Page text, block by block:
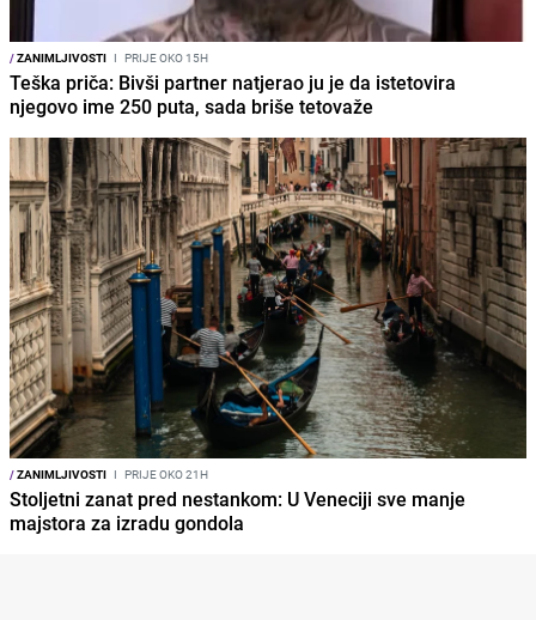
/ZANIMLJIVOSTI I PRIJE OKO 15H
Teška priča: Bivši partner natjerao ju je da istetovira
njegovo ime 250 puta, sada briše tetovaže
/ZANIMLJIVOSTI I PRIJE OKO 21H
Stoljetni zanat pred nestankom: U Veneciji sve manje
majstora za izradu gondola